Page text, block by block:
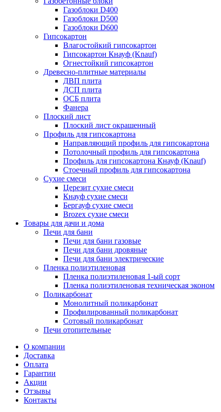
Газоблоки D400
Газоблоки D500
Газоблоки D600
Гипсокартон
Влагостойкий гипсокартон
Гипсокартон Кнауф (Knauf)
Огнестойкий гипсокартон
Древесно-плитные материалы
ДВП плита
ДСП плита
ОСБ плита
Фанера
Плоский лист
Плоский лист окрашенный
Профиль для гипсокартона
Направляющий профиль для гипсокартона
Потолочный профиль для гипсокартона
Профиль для гипсокартона Кнауф (Knauf)
Стоечный профиль для гипсокартона
Сухие смеси
Церезит сухие смеси
Кнауф сухие смеси
Бергауф сухие смеси
Brozex сухие смеси
Товары для дачи и дома
Печи для бани
Печи для бани газовые
Печи для бани дровяные
Печи для бани электрические
Пленка полиэтиленовая
Пленка полиэтиленовая 1-ый сорт
Пленка полиэтиленовая техническая эконом
Поликарбонат
Монолитный поликарбонат
Профилированный поликарбонат
Сотовый поликарбонат
Печи отопительные
О компании
Доставка
Оплата
Гарантии
Акции
Отзывы
Контакты